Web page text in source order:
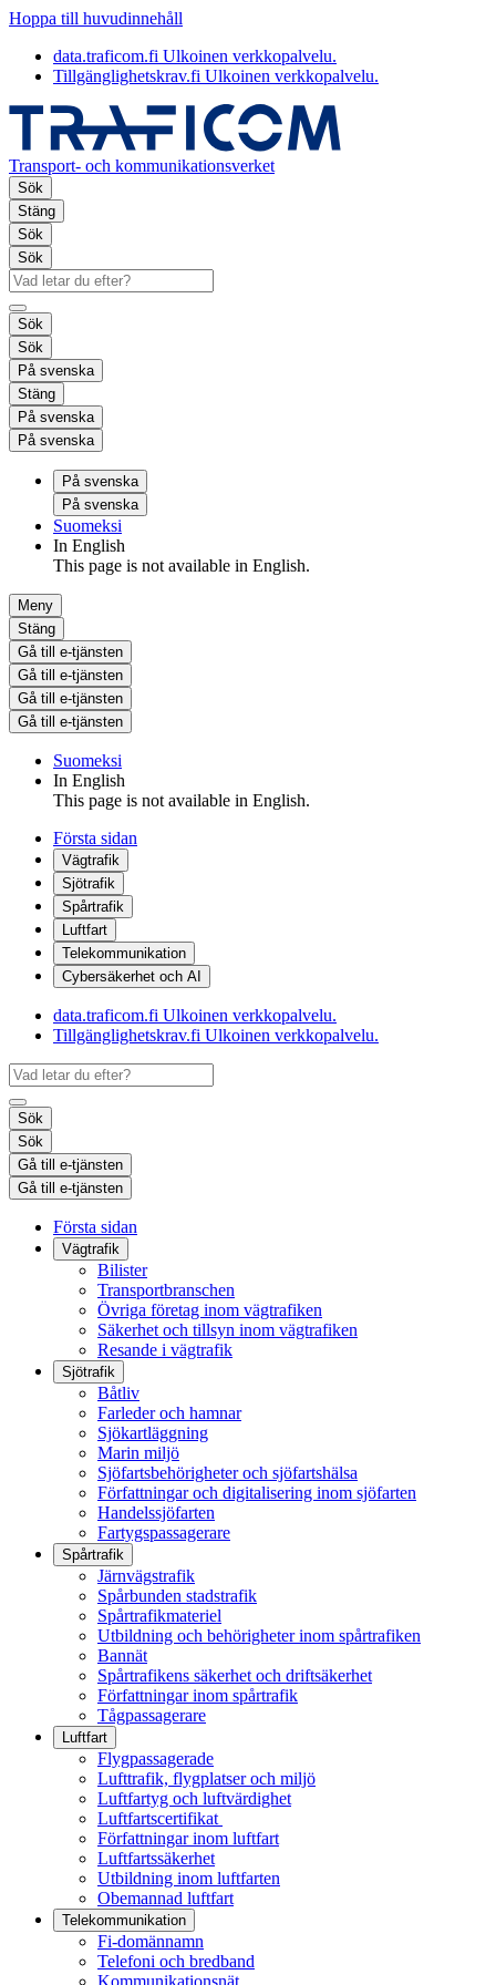
Hoppa till huvudinnehåll
data.traficom.fi Ulkoinen verkkopalvelu.
Tillgänglighetskrav.fi Ulkoinen verkkopalvelu.
Transport- och kommunikationsverket
Sök
Stäng
Sök
Sök
Sök
Sök
På svenska
Stäng
På svenska
På svenska
På svenska
På svenska
Suomeksi
In English
This page is not available in English.
Meny
Stäng
Gå till e-tjänsten
Gå till e-tjänsten
Gå till e-tjänsten
Gå till e-tjänsten
Suomeksi
In English
This page is not available in English.
Första sidan
Vägtrafik
Sjötrafik
Spårtrafik
Luftfart
Telekommunikation
Cybersäkerhet och AI
data.traficom.fi Ulkoinen verkkopalvelu.
Tillgänglighetskrav.fi Ulkoinen verkkopalvelu.
Sök
Sök
Gå till e-tjänsten
Gå till e-tjänsten
Första sidan
Vägtrafik
Bilister
Transportbranschen
Övriga företag inom vägtrafiken
Säkerhet och tillsyn inom vägtrafiken
Resande i vägtrafik
Sjötrafik
Båtliv
Farleder och hamnar
Sjökartläggning
Marin miljö
Sjöfartsbehörigheter och sjöfartshälsa
Författningar och digitalisering inom sjöfarten
Handelssjöfarten
Fartygspassagerare
Spårtrafik
Järnvägstrafik
Spårbunden stadstrafik
Spårtrafikmateriel
Utbildning och behörigheter inom spårtrafiken
Bannät
Spårtrafikens säkerhet och driftsäkerhet
Författningar inom spårtrafik
Tågpassagerare
Luftfart
Flygpassagerade
Lufttrafik, flygplatser och miljö
Luftfartyg och luftvärdighet
Luftfartscertifikat
Författningar inom luftfart
Luftfartssäkerhet
Utbildning inom luftfarten
Obemannad luftfart
Telekommunikation
Fi-domännamn
Telefoni och bredband
Kommunikationsnät